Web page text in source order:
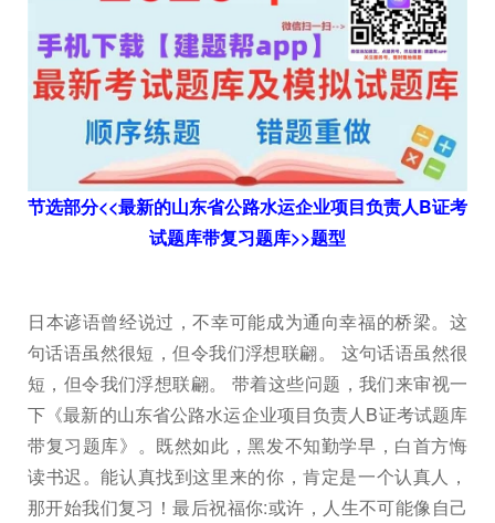
节选部分<<最新的山东省公路水运企业项目负责人B证考
试题库带复习题库>>题型
日本谚语曾经说过，不幸可能成为通向幸福的桥梁。这
句话语虽然很短，但令我们浮想联翩。 这句话语虽然很
短，但令我们浮想联翩。 带着这些问题，我们来审视一
下《最新的山东省公路水运企业项目负责人B证考试题库
带复习题库》。既然如此，黑发不知勤学早，白首方悔
读书迟。能认真找到这里来的你，肯定是一个认真人，
那开始我们复习！最后祝福你:或许，人生不可能像自己